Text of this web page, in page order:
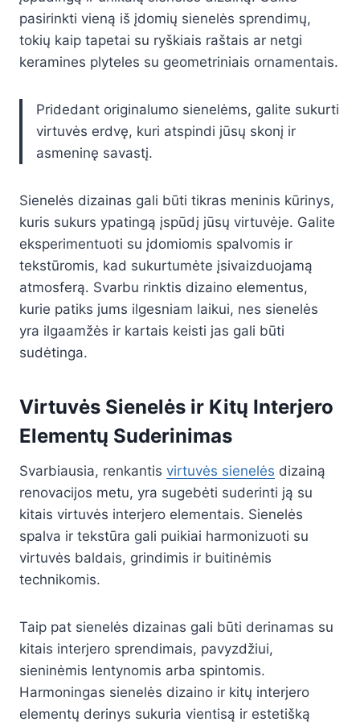
pasirinkti vieną iš įdomių sienelės sprendimų,
tokių kaip tapetai su ryškiais raštais ar netgi
keramines plyteles su geometriniais ornamentais.
Pridedant originalumo sienelėms, galite sukurti
virtuvės erdvę, kuri atspindi jūsų skonį ir
asmeninę savastį.
Sienelės dizainas gali būti tikras meninis kūrinys,
kuris sukurs ypatingą įspūdį jūsų virtuvėje. Galite
eksperimentuoti su įdomiomis spalvomis ir
tekstūromis, kad sukurtumėte įsivaizduojamą
atmosferą. Svarbu rinktis dizaino elementus,
kurie patiks jums ilgesniam laikui, nes sienelės
yra ilgaamžės ir kartais keisti jas gali būti
sudėtinga.
Virtuvės Sienelės ir Kitų Interjero
Elementų Suderinimas
Svarbiausia, renkantis virtuvės sienelės dizainą
renovacijos metu, yra sugebėti suderinti ją su
kitais virtuvės interjero elementais. Sienelės
spalva ir tekstūra gali puikiai harmonizuoti su
virtuvės baldais, grindimis ir buitinėmis
technikomis.
Taip pat sienelės dizainas gali būti derinamas su
kitais interjero sprendimais, pavyzdžiui,
sieninėmis lentynomis arba spintomis.
Harmoningas sienelės dizaino ir kitų interjero
elementų derinys sukuria vientisą ir estetišką